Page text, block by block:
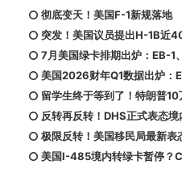
彻底变天！美国F-1新规落地
突发！美国议员提出H-1B近
7月美国绿卡排期出炉：EB-
美国2026财年Q1数据出炉：
留学生终于等到了！特朗普
反转再反转！DHS正式表态
极限反转！美国移民局最新
美国I-485境内转绿卡暂停？